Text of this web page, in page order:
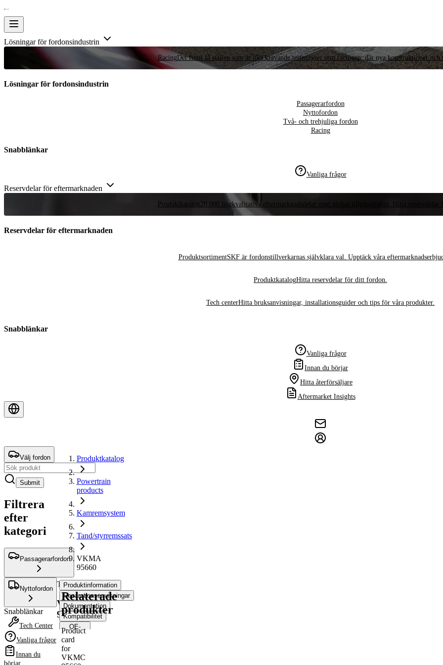
Lösningar för fordonsindustrin
RacingDet finns få ställen som är lika krävande testmiljöer som racingen, där nya konstruktioner och
Lösningar för fordonsindustrin
Passagerarfordon
Nyttofordon
Två- och trehjuliga fordon
Racing
Snabblänkar
Vanliga frågor
Reservdelar för eftermarknaden
Produktkatalog20 000 högkvalitativa eftermarknadsdelar med global tillgänglighet. Hitta reservdelar
Reservdelar för eftermarknaden
ProduktsortimentSKF är fordonstillverkarnas självklara val. Upptäck våra
ProduktkatalogHitta reservdelar för ditt fordon.
Tech centerHitta bruksanvisningar, installationsguider och tips för våra produkter.
Snabblänkar
Vanliga frågor
Innan du börjar
Hitta återförsäljare
Aftermarket Insights
Välj fordon
Submit
Filtrera
efter
kategori
Passagerarfordon
Nyttofordon
Snabblänkar
Tech Center
Vanliga frågor
Innan du
börjar
Produktkatalog
Powertrain
products
Kamremsystem
Tand/styrremssats
VKMA
95660
Tand/styrremssats
VKMA
95660
Produktinformation
Reparationsanvisningar
Dokumentation
Kompatibilitet
OE-
nummer
Produktinformation
Relaterade
produkter
Product
card
for
VKMC